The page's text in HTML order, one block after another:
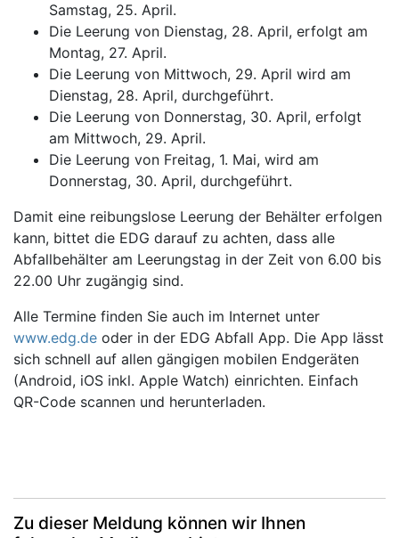
Samstag, 25. April.
Die Leerung von Dienstag, 28. April, erfolgt am
Montag, 27. April.
Die Leerung von Mittwoch, 29. April wird am
Dienstag, 28. April, durchgeführt.
Die Leerung von Donnerstag, 30. April, erfolgt
am Mittwoch, 29. April.
Die Leerung von Freitag, 1. Mai, wird am
Donnerstag, 30. April, durchgeführt.
Damit eine reibungslose Leerung der Behälter erfolgen
kann, bittet die EDG darauf zu achten, dass alle
Abfallbehälter am Leerungstag in der Zeit von 6.00 bis
22.00 Uhr zugängig sind.
Alle Termine finden Sie auch im Internet unter
www.edg.de oder in der EDG Abfall App. Die App lässt
sich schnell auf allen gängigen mobilen Endgeräten
(Android, iOS inkl. Apple Watch) einrichten. Einfach
QR-Code scannen und herunterladen.
Zu dieser Meldung können wir Ihnen